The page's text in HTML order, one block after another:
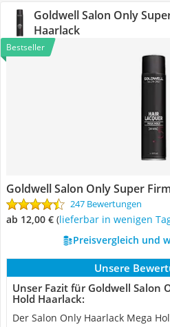
Goldwell Salon Only
Haarlack
Bestseller
Goldwell Salon Only Super
247 Bewertungen
ab 12,00 € ( Lieferbar in wenigen
Preisvergleich und
Unsere
Unser Fazit für Goldwell Salon
Hold Haarlack:
Der Salon Only Haarlack Mega